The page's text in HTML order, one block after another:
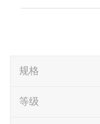
规格
等级